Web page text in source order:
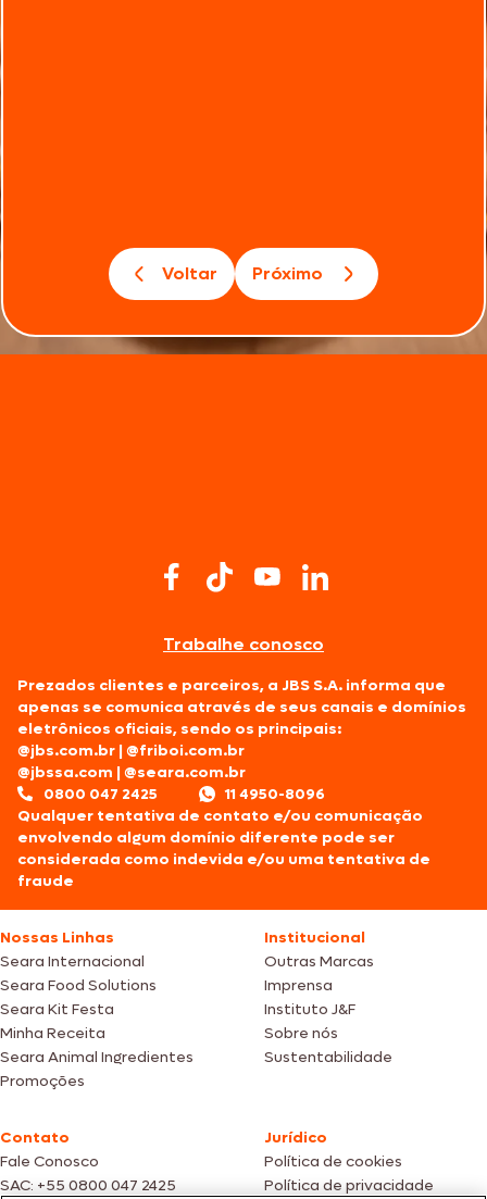
Voltar Próximo
Trabalhe conosco
Prezados clientes e parceiros, a JBS S.A. informa que
apenas se comunica através de seus canais e domínios
eletrônicos oficiais, sendo os principais:
@jbs.com.br |@friboi.com.br
@jbssa.com |@seara.com.br
0800 047 2425
11 4950-8096
Qualquer tentativa de contato e/ou comunicação
envolvendo algum domínio diferente pode ser
considerada como indevida e/ou uma tentativa de
fraude
Nossas Linhas
Seara Internacional
Seara Food Solutions
Seara Kit Festa
Minha Receita
Seara Animal Ingredientes
Promoções
Institucional
Outras Marcas
Imprensa
Instituto J&F
Sobre nós
Sustentabilidade
Contato
Fale Conosco
SAC: +55 0800 047 2425
Jurídico
Política de cookies
Política de privacidade